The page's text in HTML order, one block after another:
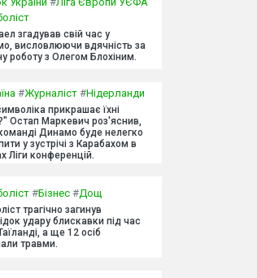
згадував свій час у
висловлюючи вдячність за
роботу з Олегом Блохіним.
#Журналіст #Нідерланди
прикрашає їхні
Остап Маркевич роз'яснив,
Динамо буде нелегко
у зустрічі з Карабахом в
Ліги конференцій.
#Бізнес #Дощ
трагічно загинув
удару блискавки під час
а ще 12 осіб
травми.